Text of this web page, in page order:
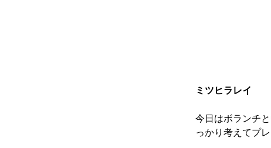
ミツヒラレイ
今日はボランチ
っかり考えてプ